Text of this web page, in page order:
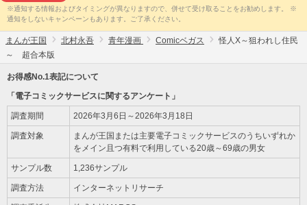
※通知する情報およびタイミングが異なりますので、併せて受け取ることをお勧めします。 ※
通知をしないキャンペーンもあります。ご了承ください。
まんが王国 北村永吾 青年漫画 Comicベガス
怪人X～狙われし住民
～ 超合本版
お得感No.1表記について
「電子コミックサービスに関するアンケート」
調査期間 2026年3月6日～2026年3月18日
調査対象
まんが王国または主要電子コミックサービスのうちいずれか
をメイン且つ有料で利用している20歳～69歳の男女
サンプル数 1,236サンプル
調査方法 インターネットリサーチ